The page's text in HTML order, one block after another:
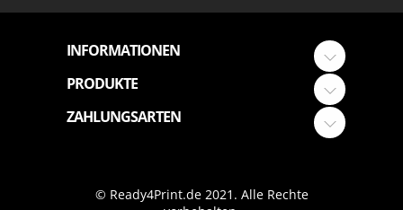
INFORMATIONEN
PRODUKTE
ZAHLUNGSARTEN
© Ready4Print.de 2021. Alle Rechte